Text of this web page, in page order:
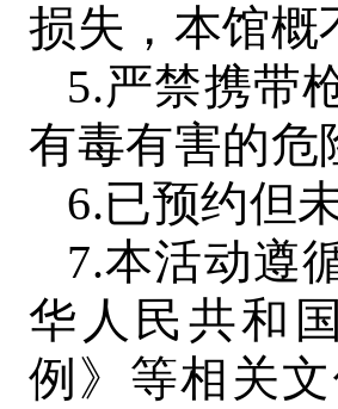
损失，本馆概
5.严禁携带
有毒有害的危
6.已预约但
7.本活动遵
华人民共和
例》等相关